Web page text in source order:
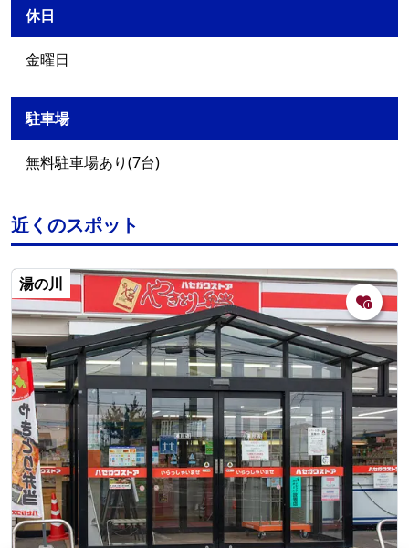
休日
金曜日
駐車場
無料駐車場あり(7台)
近くのスポット
湯の川